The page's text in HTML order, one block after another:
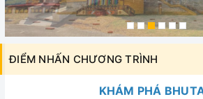
ĐIỂM NHẤN CHƯƠNG TRÌNH
KHÁM PHÁ